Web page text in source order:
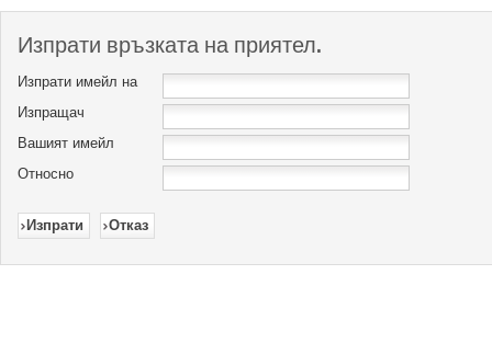
Изпрати връзката на приятел.
Изпрати имейл на
Изпращач
Вашият имейл
Относно
Изпрати Отказ